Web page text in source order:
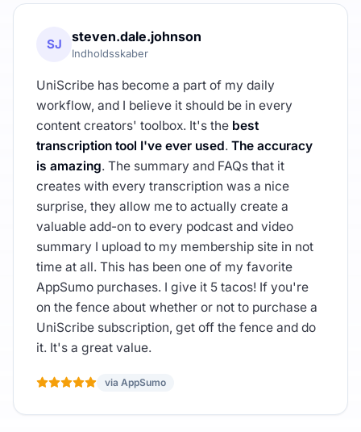
SJ steven.dale.johnson
Indholdsskaber
UniScribe has become a part of my daily
workflow, and I believe it should be in every
content creators' toolbox. It's the best
transcription tool I've ever used. The accuracy
is amazing. The summary and FAQs that it
creates with every transcription was a nice
surprise, they allow me to actually create a
valuable add-on to every podcast and video
summary I upload to my membership site in not
time at all. This has been one of my favorite
AppSumo purchases. I give it 5 tacos! If you're
on the fence about whether or not to purchase a
UniScribe subscription, get off the fence and do
it. It's a great value.
via AppSumo